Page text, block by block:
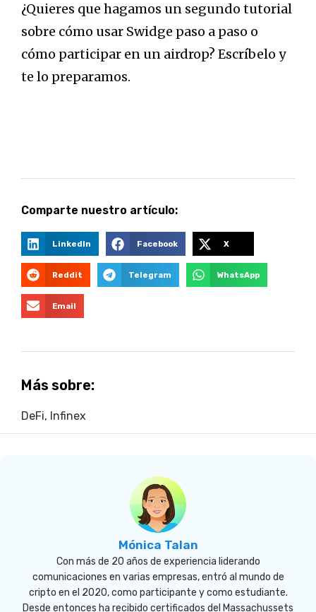
¿Quieres que hagamos un segundo tutorial
sobre cómo usar Swidge paso a paso o
cómo participar en un airdrop? Escríbelo y
te lo preparamos.
Comparte nuestro artículo:
LinkedIn Facebook X
Reddit Telegram WhatsApp
Email
Más sobre:
DeFi, Infinex
Mónica Talan
Con más de 20 años de experiencia liderando
comunicaciones en varias empresas, entró al mundo de
cripto en el 2020, como participante y como estudiante.
Desde entonces ha recibido certificados del Massachussets